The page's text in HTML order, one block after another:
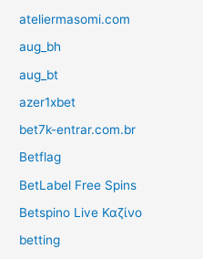
ateliermasomi.com
aug_bh
aug_bt
azer1xbet
bet7k-entrar.com.br
Betflag
BetLabel Free Spins
Betspino Live Καζίνο
betting